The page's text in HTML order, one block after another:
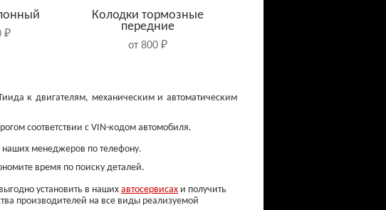
₽
Колодки тормозные
передние
от 800 ₽
к двигателям, механическим и автоматическим
соответствии с VIN-кодом автомобиля.
наших менеджеров по телефону.
время по поиску деталей.
установить в наших автосервисах и получить
производителей на все виды реализуемой